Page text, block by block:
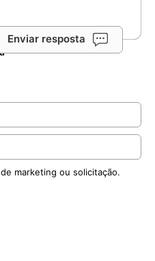
Enviar resposta